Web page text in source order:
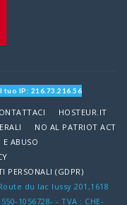
tuo IP: 216.73.216.56
HOSTEUR.IT
NO AL PATRIOT ACT
ABUSO
PERSONALI (GDPR)
du lac lussy 201,1618
1056728- - TVA : CHE-